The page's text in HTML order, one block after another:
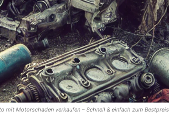
mit Motorschaden verkaufen – Schnell & einfach zum Bestpreis